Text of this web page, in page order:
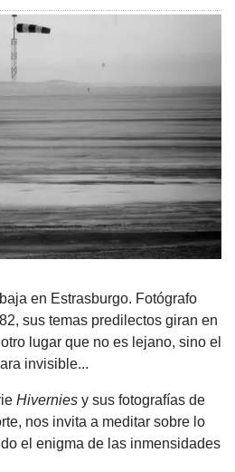
en Estrasburgo. Fotógrafo
sus temas predilectos giran en
lugar que no es lejano, sino el
invisible...
Hivernies y sus fotografías de
nos invita a meditar sobre lo
el enigma de las inmensidades